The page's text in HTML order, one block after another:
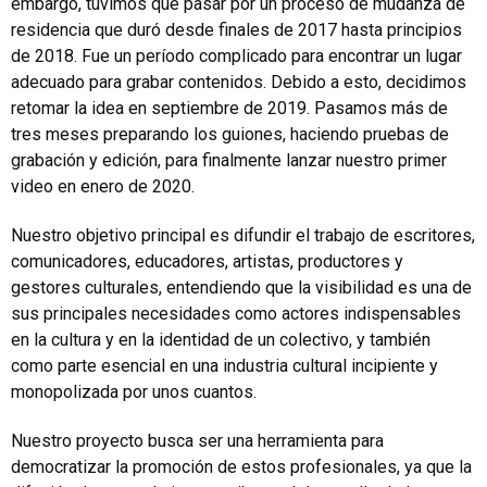
embargo, tuvimos que pasar por un proceso de mudanza de
residencia que duró desde finales de 2017 hasta principios
de 2018. Fue un período complicado para encontrar un lugar
adecuado para grabar contenidos. Debido a esto, decidimos
retomar la idea en septiembre de 2019. Pasamos más de
tres meses preparando los guiones, haciendo pruebas de
grabación y edición, para finalmente lanzar nuestro primer
video en enero de 2020.
Nuestro objetivo principal es difundir el trabajo de escritores,
comunicadores, educadores, artistas, productores y
gestores culturales, entendiendo que la visibilidad es una de
sus principales necesidades como actores indispensables
en la cultura y en la identidad de un colectivo, y también
como parte esencial en una industria cultural incipiente y
monopolizada por unos cuantos.
Nuestro proyecto busca ser una herramienta para
democratizar la promoción de estos profesionales, ya que la